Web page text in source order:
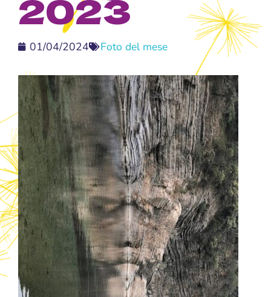
2023
01/04/2024 Foto del mese